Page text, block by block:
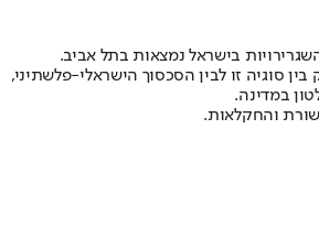
בישראל נמצאות בתל אביב.
בין סוגיה זו לבין הסכסוך הישראלי-פלשתיני,
במדינה.
והחקלאות.